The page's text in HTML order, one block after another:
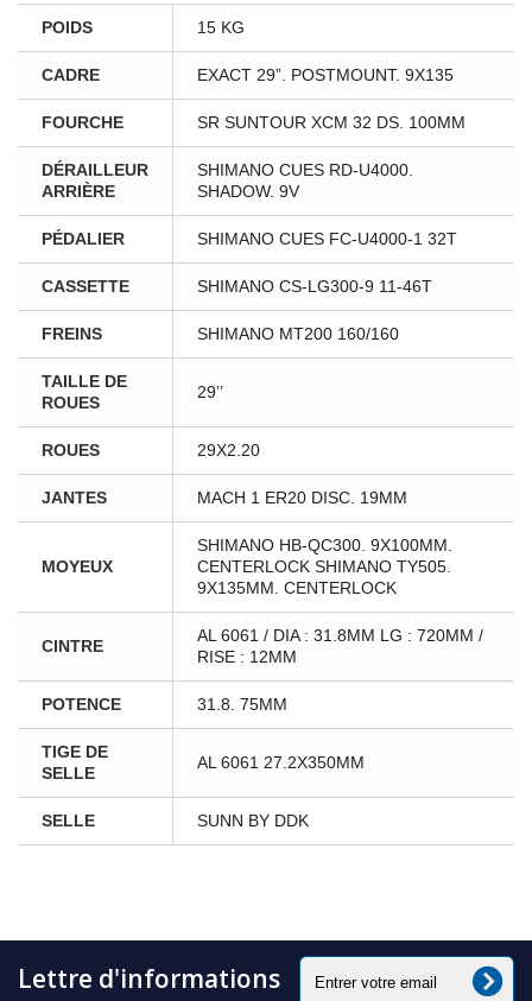
POIDS 15 KG
CADRE EXACT 29”. POSTMOUNT. 9X135
FOURCHE SR SUNTOUR XCM 32 DS. 100MM
DÉRAILLEUR
ARRIÈRE
SHIMANO CUES RD-U4000.
SHADOW. 9V
PÉDALIER SHIMANO CUES FC-U4000-1 32T
CASSETTE SHIMANO CS-LG300-9 11-46T
FREINS SHIMANO MT200 160/160
TAILLE DE
ROUES
29’’
ROUES 29X2.20
JANTES MACH 1 ER20 DISC. 19MM
MOYEUX
SHIMANO HB-QC300. 9X100MM.
CENTERLOCK SHIMANO TY505.
9X135MM. CENTERLOCK
CINTRE
AL 6061 / DIA : 31.8MM LG : 720MM /
RISE : 12MM
POTENCE 31.8. 75MM
TIGE DE
SELLE
AL 6061 27.2X350MM
SELLE SUNN BY DDK
Lettre d'informations